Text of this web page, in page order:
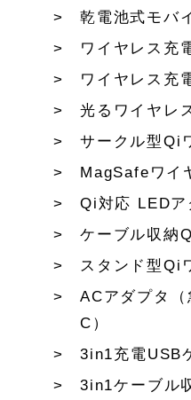
乾電池式モバ
ワイヤレス充
ワイヤレス充
光るワイヤレ
サークル型Qi
MagSafeワイ
Qi対応 LEDア
ケーブル収納
スタンド型Qi
ACアダプタ
C）
3in1充電USB
3in1ケーブル